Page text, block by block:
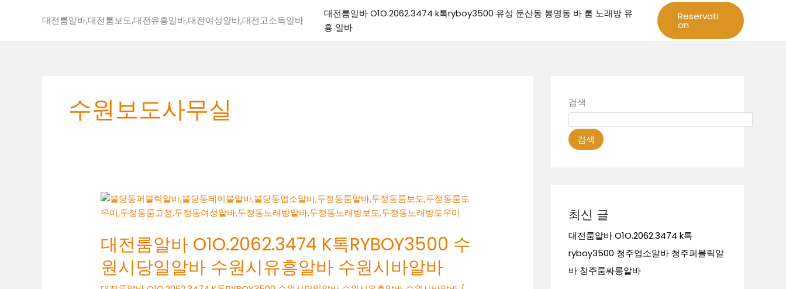
대전룸알바,대전룸보도,대전유흥알바,대전여성알바,대전고소득알바
대전룸알바 O1O.2062.3474 k톡ryboy3500 유성 둔산동 봉명동 바 룸 노래방 유
흥 알바
Reservati
on
수원보도사무실
대전룸알바 O1O.2062.3474 K톡RYBOY3500 수
원시당일알바 수원시유흥알바 수원시바알바
대
전
알
O1O.2062.3474
검색
검색
최신 글
대전룸알바 O1O.2062.3474 k톡
ryboy3500 청주업소알바 청주퍼블릭알
바 청주룸싸롱알바